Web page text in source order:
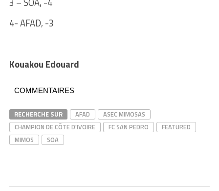
4- AFAD, -3
Kouakou Edouard
COMMENTAIRES
RECHERCHE SUR AFAD
ASEC MIMOSAS
CHAMPION DE CÔTE D'IVOIRE
FC SAN PEDRO
FEATURED
MIMOS
SOA